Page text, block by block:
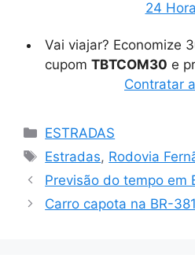
24
Vai viajar? Economize
cupom TBTCOM30 e
Contratar
Categorias
ESTRADAS
Tags
Estradas, Rodovia
Previsão do tempo em
Carro capota na BR-381